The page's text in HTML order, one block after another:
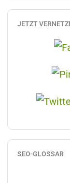
JETZT
SEO-GLOSSAR